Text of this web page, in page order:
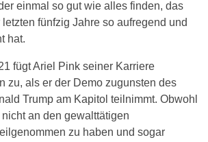
einmal so gut wie alles finden, das
fünfzig Jahre so aufregend und
hat.
fügt Ariel Pink seiner Karriere
zu, als er der Demo zugunsten des
Trump am Kapitol teilnimmt. Obwohl
an den gewalttätigen
zu haben und sogar